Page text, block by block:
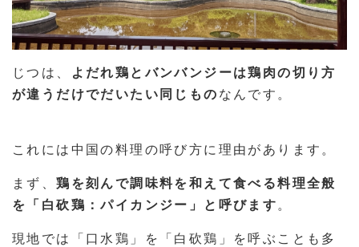
じつは、
よだれ鶏とバンバンジーは鶏肉の切り方
が違うだけでだいたい同じもの なんです。
これには中国の料理の呼び方に理由があります。
まず、鶏を刻んで調味料を和えて食べる料理全般
を「白砍鶏：パイカンジー」と呼びます 。
現地では「口水鶏」を「白砍鶏」を呼ぶことも多